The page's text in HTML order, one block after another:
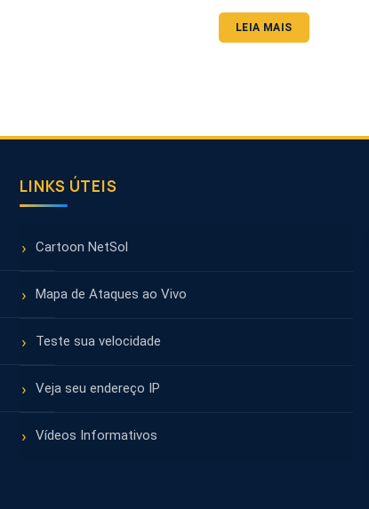
LEIA MAIS
LINKS ÚTEIS
Cartoon NetSol
Mapa de Ataques ao Vivo
Teste sua velocidade
Veja seu endereço IP
Vídeos Informativos